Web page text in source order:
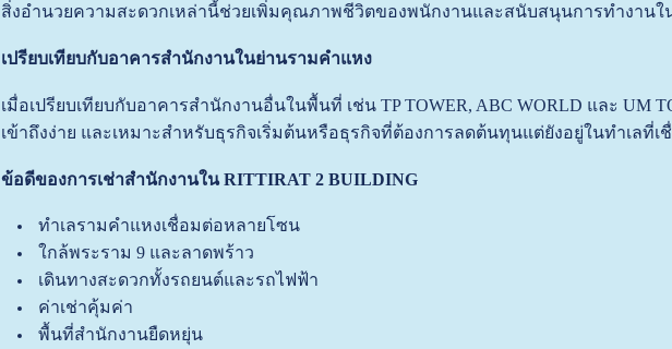
สิ่งอำนวยความสะดวกเหล่านี้ช่วยเพิ่มคุณภาพชีวิตของพนักงานและสนับสนุนการทำงานใ
เปรียบเทียบกับอาคารสำนักงานในย่านรามคำแหง
เมื่อเปรียบเทียบกับอาคารสำนักงานอื่นในพื้นที่ เช่น TP TOWER, ABC WORLD และ UM
เข้าถึงง่าย และเหมาะสำหรับธุรกิจเริ่มต้นหรือธุรกิจที่ต้องการลดต้นทุนแต่ยังอยู่ในทำเลที่เ
ข้อดีของการเช่าสำนักงานใน RITTIRAT 2 BUILDING
ทำเลรามคำแหงเชื่อมต่อหลายโซน
ใกล้พระราม 9 และลาดพร้าว
เดินทางสะดวกทั้งรถยนต์และรถไฟฟ้า
ค่าเช่าคุ้มค่า
พื้นที่สำนักงานยืดหยุ่น